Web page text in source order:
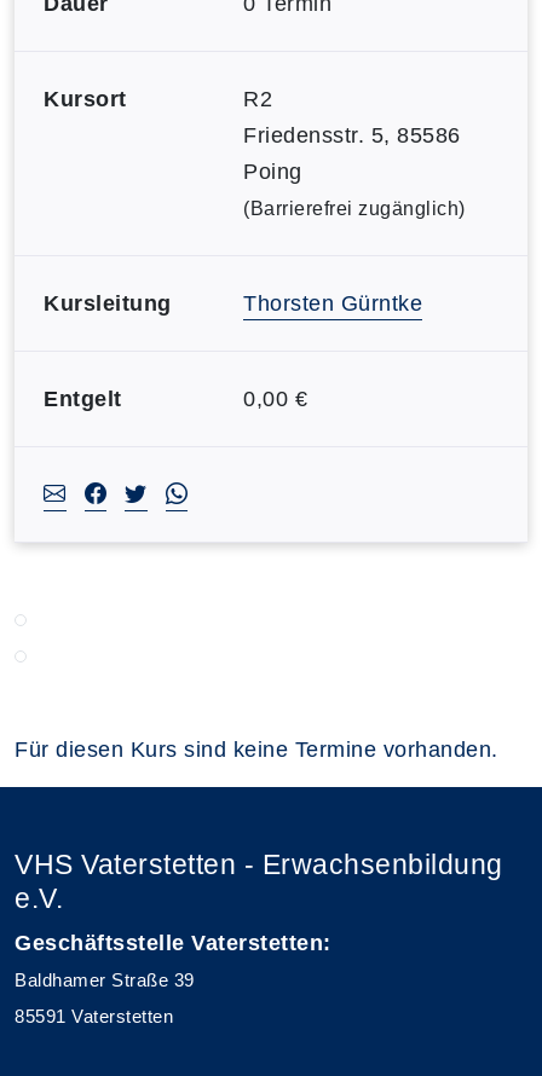
Kursort
R2
Friedensstr. 5, 85586
Poing
(Barrierefrei zugänglich)
Kursleitung Thorsten Gürntke
Entgelt 0,00 €
Für diesen Kurs sind keine Termine vorhanden.
VHS Vaterstetten - Erwachsenbildung
e.V.
Geschäftsstelle Vaterstetten:
Baldhamer Straße 39
85591 Vaterstetten